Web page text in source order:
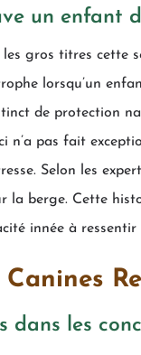
un enfant
gros titres cette
lorsqu’un
de protection
n’a pas fait
Selon les
la berge. Cette
innée à
dans les